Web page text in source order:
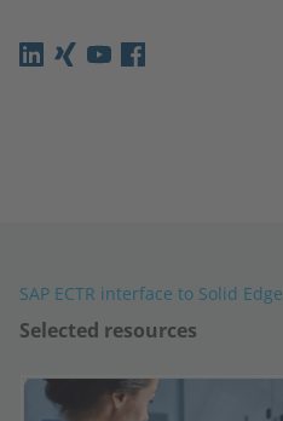
SAP ECTR interface to Solid Edge
Selected resources